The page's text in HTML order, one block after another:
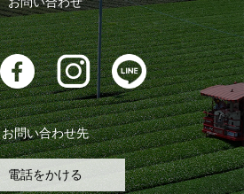
お問い合わせ先
電話をかける